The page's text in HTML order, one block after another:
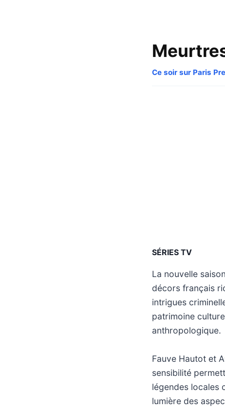
Ce soir sur Paris
SÉRIES TV
La nouvelle
décors français
intrigues
patrimoine
anthropologique.
Fauve Hautot et
sensibilité
légendes locales
lumière des